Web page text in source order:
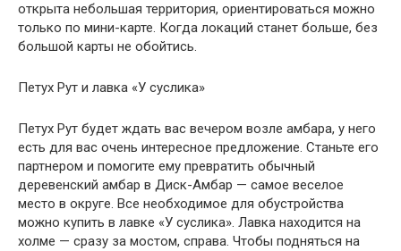
открыта небольшая территория, ориентироваться можно
только по мини-карте. Когда локаций станет больше, без
большой карты не обойтись.
Петух Рут и лавка «У суслика»
Петух Рут будет ждать вас вечером возле амбара, у него
есть для вас очень интересное предложение. Станьте его
партнером и помогите ему превратить обычный
деревенский амбар в Диск-Амбар — самое веселое
место в округе. Все необходимое для обустройства
можно купить в лавке «У суслика». Лавка находится на
холме — сразу за мостом, справа. Чтобы подняться на